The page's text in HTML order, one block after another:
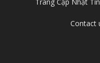
Contact